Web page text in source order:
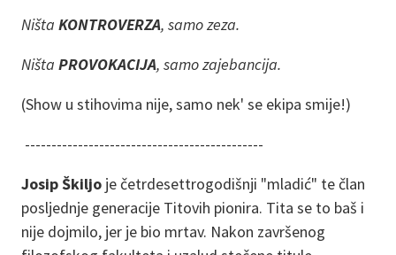
Ništa KONTROVERZA, samo zeza.
Ništa PROVOKACIJA, samo zajebancija.
(Show u stihovima nije, samo nek' se ekipa smije!)
---------------------------------------------
Josip Škiljo je četrdesettrogodišnji "mladić" te član
posljednje generacije Titovih pionira. Tita se to baš i
nije dojmilo, jer je bio mrtav. Nakon završenog